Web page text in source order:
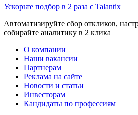
Ускорьте подбор в 2 раза с Talantix
Автоматизируйте сбор откликов,
собирайте аналитику в 2 клика
О компании
Наши вакансии
Партнерам
Реклама на сайте
Новости и статьи
Инвесторам
Кандидаты по профессиям